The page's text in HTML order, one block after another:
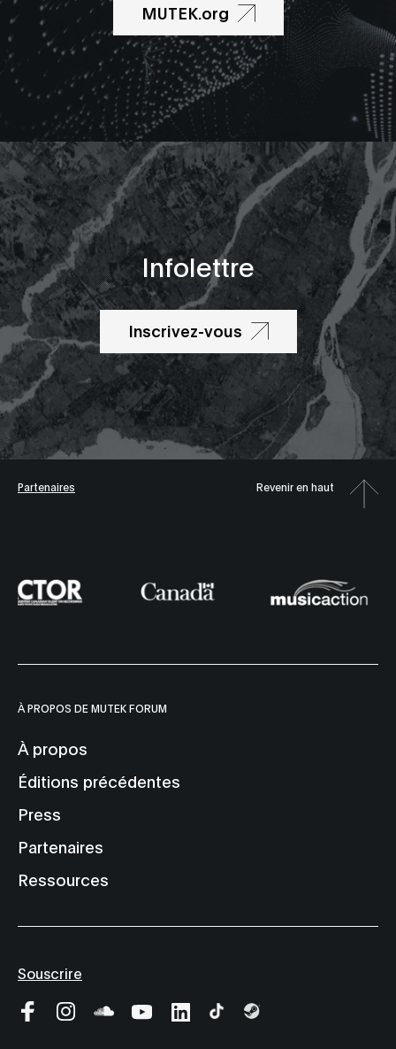
MUTEK.org
Infolettre
Inscrivez-vous
Partenaires Revenir en haut
À PROPOS DE MUTEK FORUM
À propos
Éditions précédentes
Press
Partenaires
Ressources
Souscrire